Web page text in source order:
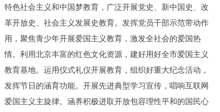
ITALIANO
回到顶部
特色社会主义和中国梦教育，广泛开展党史、新中国史、改
革开放史、社会主义发展史教育。发挥党员干部示范带动作
用，聚焦青少年开展爱国主义教育，激发全社会的爱国热
情。利用北京丰富的红色文化资源，建好用好全市爱国主义
教育基地。运用仪式礼仪开展教育，组织好重大纪念活动，
发挥节日的涵育功能。开展先进典型学习宣传，唱响互联网
爱国主义主旋律。涵养积极进取开放包容理性平和的国民心